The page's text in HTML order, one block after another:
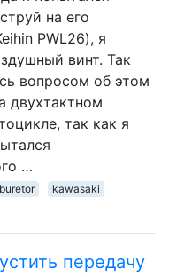
на его
PWL26), я
винт. Так
вопросом об этом
двухтактном
так как я
…
kawasaki
передачу